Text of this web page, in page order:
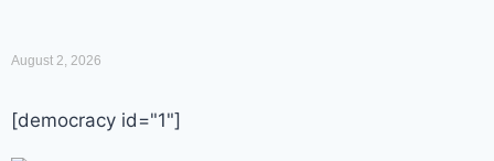
August 2, 2026
[democracy id="1"]